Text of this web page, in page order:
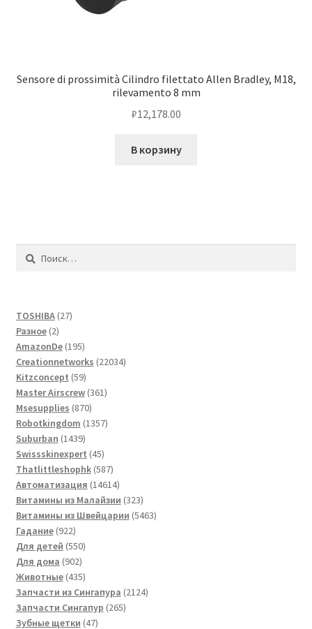
Sensore di prossimità Cilindro filettato Allen Bradley, M18,
rilevamento 8 mm
₽12,178.00
В корзину
Найти:
TOSHIBA 2727
Разное 22
товара
AmazonDe 195195
товаров
Creationnetworks 2203422034
Kitzconcept 5959
товаров
Master Airscrew 361361
Msesupplies 870870
товаров
Robotkingdom 13571357
Suburban 14391439
товаров
Swissskinexpert 4545
товаров
Thatlittleshophk 587587
товаров
Автоматизация 1461414614
товаров
Витамины из Малайзии 323323
товара
Витамины из Швейцарии 54635463
Гадание 922922
товара
Для детей 550550
Для дома 902902
товара
Животные 435435
товаров
Запчасти из Сингапура 21242124
Запчасти Сингапур 265265
Зубные щетки 4747